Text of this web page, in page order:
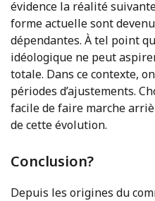
évidence la réalité
forme actuelle sont
dépendantes. À tel point
idéologique ne peut
totale. Dans ce contexte,
périodes d’ajustements.
facile de faire marche
de cette évolution.
Conclusion?
Depuis les origines du